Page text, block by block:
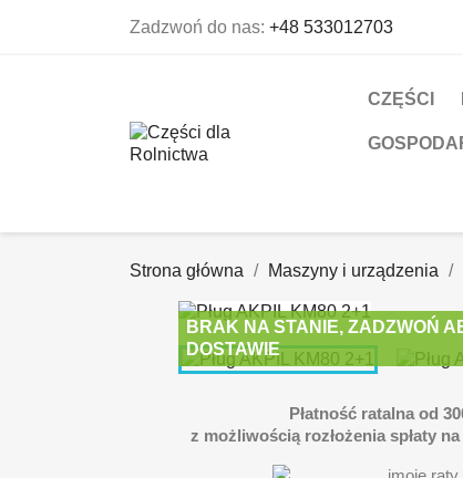
Zadzwoń do nas: +48 533012703
CZĘŚCI
Strona główna Maszyny i urządzenia
BRAK NA STANIE, ZADZWOŃ
DOSTAWIE
Płatność ratalna od
z możliwością rozłożenia spłaty